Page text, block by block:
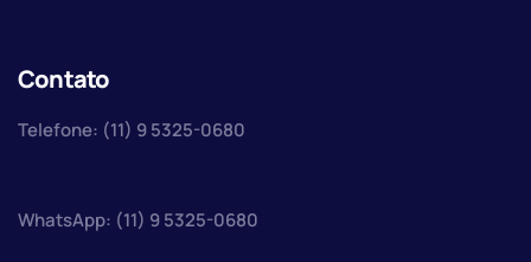
Contato
Telefone: (11) 9 5325-0680
WhatsApp: (11) 9 5325-0680